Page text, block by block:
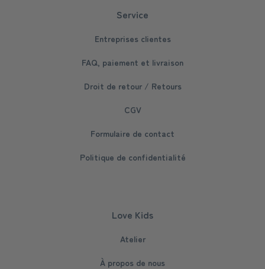
Service
Entreprises clientes
FAQ, paiement et livraison
Droit de retour / Retours
CGV
Formulaire de contact
Politique de confidentialité
Love Kids
Atelier
À propos de nous